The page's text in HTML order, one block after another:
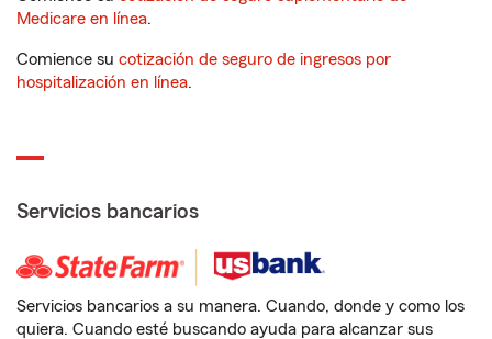
Medicare en línea.
Comience su cotización de seguro de ingresos por
hospitalización en línea.
Servicios bancarios
Servicios bancarios a su manera. Cuando, donde y como los
quiera. Cuando esté buscando ayuda para alcanzar sus